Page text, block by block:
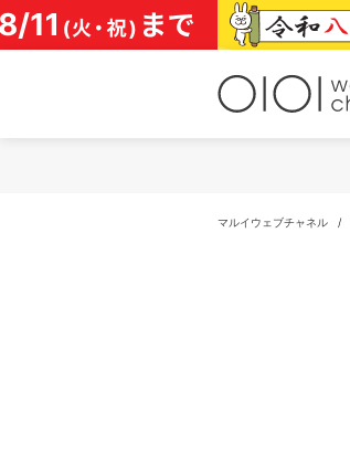
コ
ン
テ
マルイウェブチャネル /